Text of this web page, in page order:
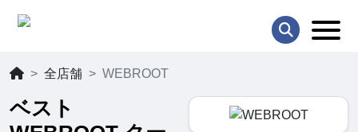
全店舗 WEBROOT
ベスト